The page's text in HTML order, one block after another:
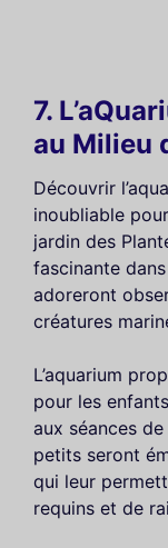
7.
au Milieu
Découvrir
inoubliable
jardin des
fascinante
adoreront
créatures
L’aquarium
pour les
aux séances
petits seront
qui leur
requins et de